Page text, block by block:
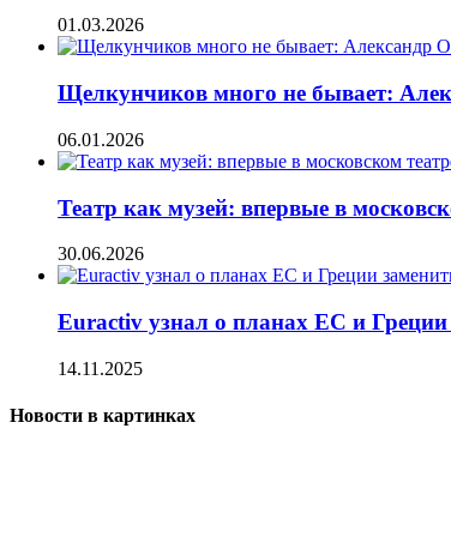
01.03.2026
Щелкунчиков много не бывает:
06.01.2026
Театр как музей: впервые в
30.06.2026
Euractiv узнал о планах ЕС и Греции
14.11.2025
Новости в картинках